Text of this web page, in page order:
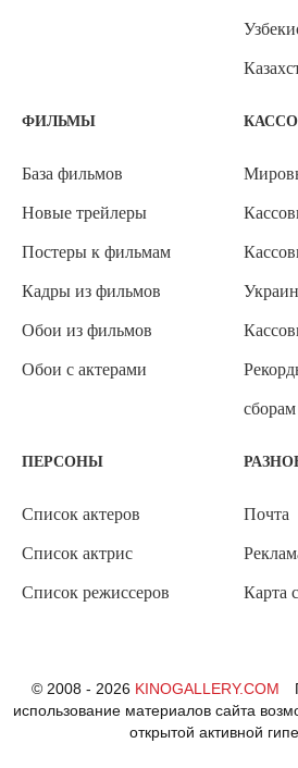
ФИЛЬМЫ
База фильмов
Новые трейлеры
Постеры к фильмам
Кадры из фильмов
Обои из фильмов
Обои с актерами
сборам
ПЕРСОНЫ
Список актеров
Список актрис
Список режиссеров
Почта
Карта
© 2008 - 2026 KINOGALLERY.COM
использование материалов сайта
открытой активной